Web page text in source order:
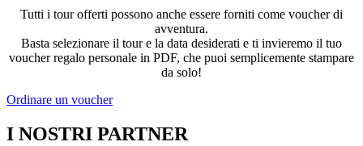
Tutti i tour offerti possono anche essere forniti come voucher di
avventura.
Basta selezionare il tour e la data desiderati e ti invieremo il tuo
voucher regalo personale in PDF, che puoi semplicemente stampare
da solo!
Ordinare un voucher
I NOSTRI PARTNER